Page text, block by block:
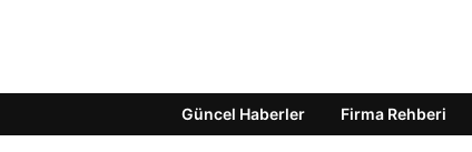
Güncel Haberler Firma Rehberi